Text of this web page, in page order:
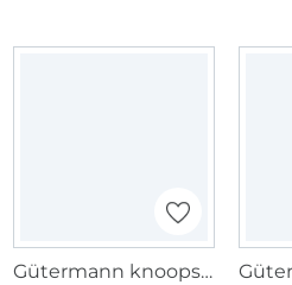
Gütermann knoopsgatgaren (800) wit